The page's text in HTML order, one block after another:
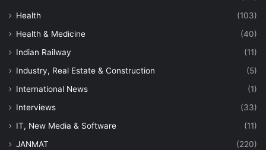
Health
(103)
Health & Medicine
(40)
Indian Railway
(11)
Industry, Real Estate & Construction
(5)
International News
(1)
Interviews
(33)
IT, New Media & Software
(11)
JANMAT
(220)